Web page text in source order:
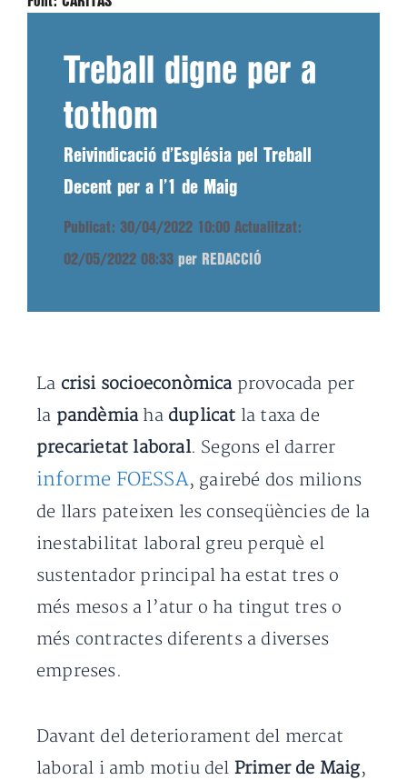
Treball digne per a
tothom
Reivindicació d’Església pel Treball
Decent per a l’1 de Maig
Publicat: 30/04/2022 10:00 Actualitzat:
02/05/2022 08:33 per REDACCIÓ
La crisi socioeconòmicaprovocada per
la pandèmia ha duplicat la taxa de
precarietat laboral. Segons el darrer
informe FOESSA, gairebé dos milions
de llars pateixen les conseqüències de la
inestabilitat laboral greu perquè el
sustentador principal ha estat tres o
més mesos a l’atur o ha tingut tres o
més contractes diferents a diverses
empreses.
Davant del deteriorament del mercat
laboral i amb motiu del Primer de Maig,